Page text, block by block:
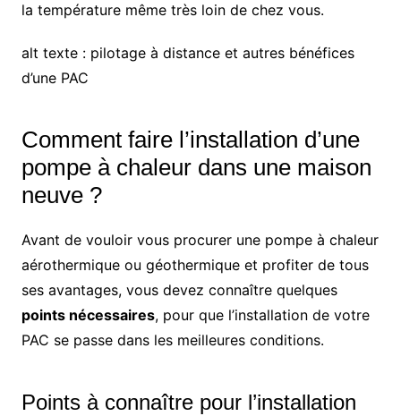
la température même très loin de chez vous.
alt texte : pilotage à distance et autres bénéfices
d’une PAC
Comment faire l’installation d’une
pompe à chaleur dans une maison
neuve ?
Avant de vouloir vous procurer une pompe à chaleur
aérothermique ou géothermique et profiter de tous
ses avantages, vous devez connaître quelques
points nécessaires, pour que l’installation de votre
PAC se passe dans les meilleures conditions.
Points à connaître pour l’installation